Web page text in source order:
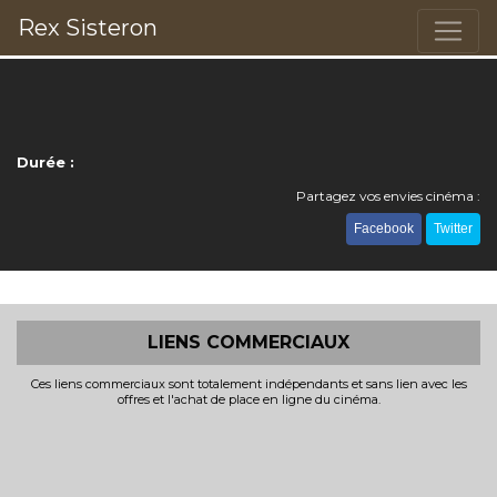
Rex Sisteron
Durée :
Partagez vos envies cinéma :
Facebook Twitter
LIENS COMMERCIAUX
Ces liens commerciaux sont totalement indépendants et sans lien avec les
offres et l'achat de place en ligne du cinéma.